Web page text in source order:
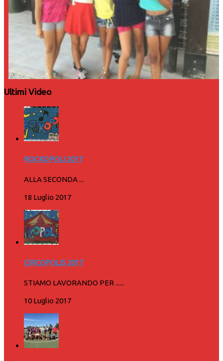
Ultimi Video
ROCKOPOLI 2017
ALLA SECONDA ...
18 Luglio 2017
CIRCOPOLIS 2017
STIAMO LAVORANDO PER ......
10 Luglio 2017